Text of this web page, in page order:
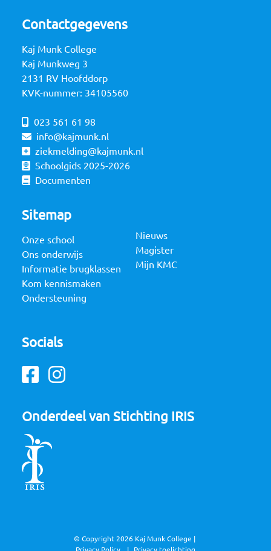
Contactgegevens
Kaj Munk College
Kaj Munkweg 3
2131 RV Hoofddorp
KVK-nummer: 34105560
023 561 61 98
info@kajmunk.nl
ziekmelding@kajmunk.nl
Schoolgids 2025-2026
Documenten
Sitemap
Onze school
Ons onderwijs
Informatie brugklassen
Kom kennismaken
Ondersteuning
Nieuws
Magister
Mijn KMC
Socials
Facebook
Instagram
Onderdeel van Stichting IRIS
© Copyright 2026 Kaj Munk College |